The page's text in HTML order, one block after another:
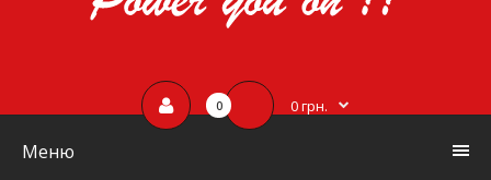
0 0 грн.
Меню